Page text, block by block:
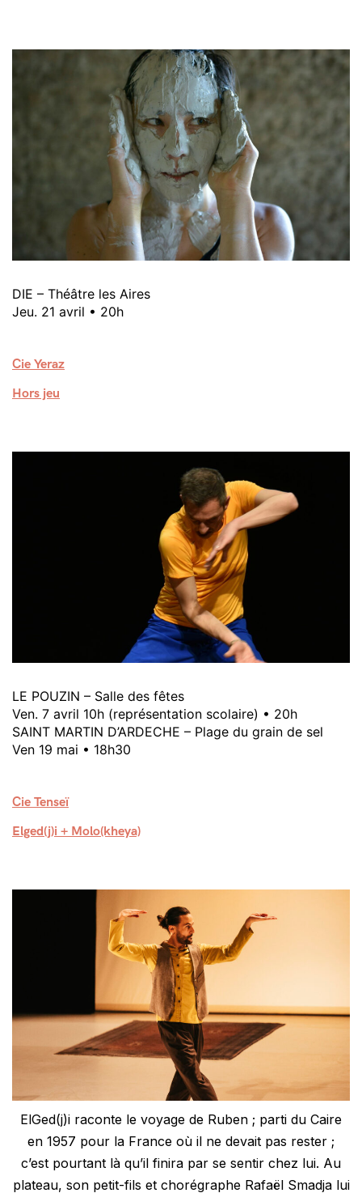
DIE – Théâtre les Aires
Jeu. 21 avril • 20h
Cie Yeraz
Hors jeu
LE POUZIN – Salle des fêtes
Ven. 7 avril 10h (représentation scolaire) • 20h
SAINT MARTIN D’ARDECHE – Plage du grain de sel
Ven 19 mai • 18h30
Cie Tenseï
Elged(j)i + Molo(kheya)
ElGed(j)i raconte le voyage de Ruben ; parti du Caire
en 1957 pour la France où il ne devait pas rester ;
c’est pourtant là qu’il finira par se sentir chez lui. Au
plateau, son petit-fils et chorégraphe Rafaël Smadja lui